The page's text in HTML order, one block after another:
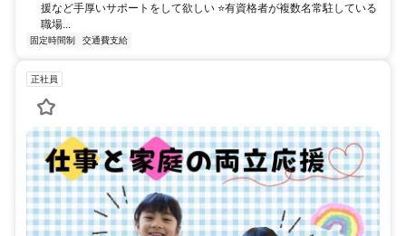
援など手厚いサポートをして欲しい ⭐有資格者が複数名常駐している
職場...
固定時間制 交通費支給
正社員